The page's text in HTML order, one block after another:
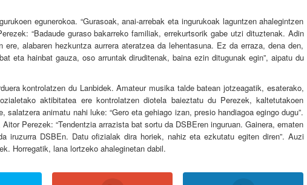
egunerokoa. “Gurasoak, anai-arrebak eta ingurukoak laguntzen ahalegintzen
“Badaude guraso bakarreko familiak, errekurtsorik gabe utzi dituztenak. Adin
alabaren hezkuntza aurrera ateratzea da lehentasuna. Ez da erraza, dena den,
eta hainbat gauza, oso arruntak diruditenak, baina ezin ditugunak egin”, aipatu du
kontrolatzen du Lanbidek. Amateur musika talde batean jotzeagatik, esaterako,
aktibitatea ere kontrolatzen diotela baieztatu du Perezek, kaltetutakoen
animatu nahi luke: “Gero eta gehiago izan, presio handiagoa egingo dugu”.
Perezek: “Tendentzia arrazista bat sortu da DSBEren inguruan. Gainera, ematen
iruzurra DSBEn. Datu ofizialak dira horiek, nahiz eta ezkutatu egiten diren”. Auzi
Horregatik, lana lortzeko ahaleginetan dabil.